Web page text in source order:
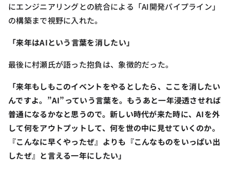
にエンジニアリングとの統合による「AI開発パイプライン」
の構築まで視野に入れた。
「来年はAIという言葉を消したい」
最後に村瀬氏が語った抱負は、象徴的だった。
「来年もしもこのイベントをやるとしたら、ここを消したい
んですよ。”AI”っていう言葉を。もうあと一年浸透させれば
普通になるかなと思うので。新しい時代が来た時に、AIを外
して何をアウトプットして、何を世の中に見せていくのか。
『こんなに早くやったぜ』よりも『こんなものをいっぱい出
したぜ』と言える一年にしたい」